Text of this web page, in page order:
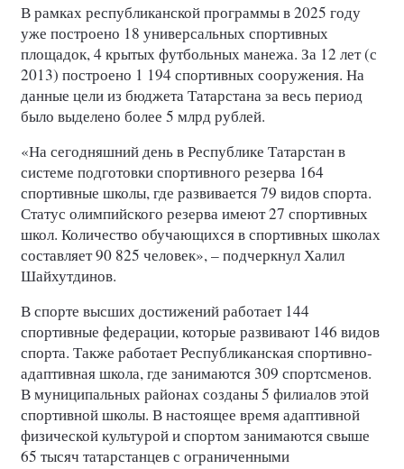
В рамках республиканской программы в 2025 году
уже построено 18 универсальных спортивных
площадок, 4 крытых футбольных манежа. За 12 лет (с
2013) построено 1 194 спортивных сооружения. На
данные цели из бюджета Татарстана за весь период
было выделено более 5 млрд рублей.
«На сегодняшний день в Республике Татарстан в
системе подготовки спортивного резерва 164
спортивные школы, где развивается 79 видов спорта.
Статус олимпийского резерва имеют 27 спортивных
школ. Количество обучающихся в спортивных школах
составляет 90 825 человек», – подчеркнул Халил
Шайхутдинов.
В спорте высших достижений работает 144
спортивные федерации, которые развивают 146 видов
спорта. Также работает Республиканская спортивно-
адаптивная школа, где занимаются 309 спортсменов.
В муниципальных районах созданы 5 филиалов этой
спортивной школы. В настоящее время адаптивной
физической культурой и спортом занимаются свыше
65 тысяч татарстанцев с ограниченными